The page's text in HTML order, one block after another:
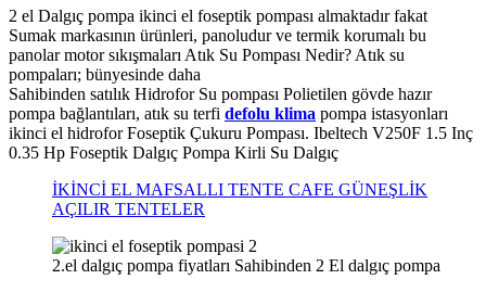
2 el Dalgıç pompa ikinci el foseptik pompası almaktadır fakat
Sumak markasının ürünleri, panoludur ve termik korumalı bu
panolar motor sıkışmaları Atık Su Pompası Nedir? Atık su
pompaları; bünyesinde daha
Sahibinden satılık Hidrofor Su pompası Polietilen gövde hazır
pompa bağlantıları, atık su terfi defolu klima pompa istasyonları
ikinci el hidrofor Foseptik Çukuru Pompası. Ibeltech V250F 1.5 Inç
0.35 Hp Foseptik Dalgıç Pompa Kirli Su Dalgıç
İKİNCİ EL MAFSALLI TENTE CAFE GÜNEŞLİK
AÇILIR TENTELER
2.el dalgıç pompa fiyatları Sahibinden 2 El dalgıç pompa